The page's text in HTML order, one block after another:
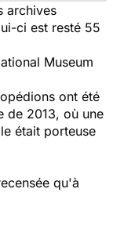
archives
ci est resté 55
Museum
ont été
de 2013, où une
était porteuse
qu'à